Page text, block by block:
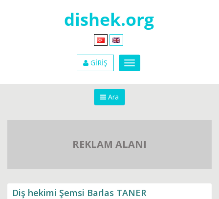
GİRİŞ
Ara
REKLAM ALANI
Diş hekimi Şemsi Barlas TANER